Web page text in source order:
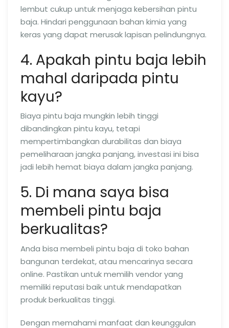
lembut cukup untuk menjaga kebersihan pintu
baja. Hindari penggunaan bahan kimia yang
keras yang dapat merusak lapisan pelindungnya.
4. Apakah pintu baja lebih
mahal daripada pintu
kayu?
Biaya pintu baja mungkin lebih tinggi
dibandingkan pintu kayu, tetapi
mempertimbangkan durabilitas dan biaya
pemeliharaan jangka panjang, investasi ini bisa
jadi lebih hemat biaya dalam jangka panjang.
5. Di mana saya bisa
membeli pintu baja
berkualitas?
Anda bisa membeli pintu baja di toko bahan
bangunan terdekat, atau mencarinya secara
online. Pastikan untuk memilih vendor yang
memiliki reputasi baik untuk mendapatkan
produk berkualitas tinggi.
Dengan memahami manfaat dan keunggulan